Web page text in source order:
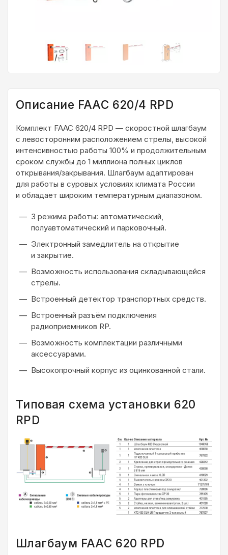
Описание FAAC 620/4 RPD
Комплект FAAC 620/4 RPD — скоростной шлагбаум
с левосторонним расположением стрелы, высокой
интенсивностью работы 100% и продолжительным
сроком службы до 1 миллиона полных циклов
открывания/закрывания. Шлагбаум адаптирован
для работы в суровых условиях климата России
и обладает широким температурным диапазоном.
3 режима работы: автоматический,
полуавтоматический и парковочный.
Электронный замедлитель на открытие
и закрытие.
Возможность использования складывающейся
стрелы.
Встроенный детектор транспортных средств.
Встроенный разъём подключения
радиоприемников RP.
Возможность комплектации различными
аксессуарами.
Высокопрочный корпус из оцинкованной стали.
Типовая схема установки 620
RPD
Шлагбаум FAAC 620 RPD